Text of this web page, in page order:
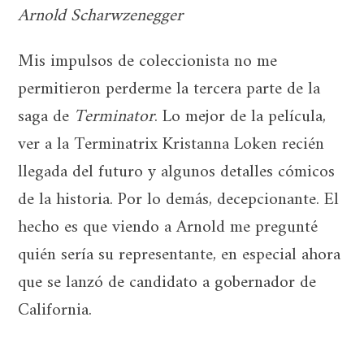
Arnold Scharwzenegger
Mis impulsos de coleccionista no me
permitieron perderme la tercera parte de la
saga de Terminator. Lo mejor de la película,
ver a la Terminatrix Kristanna Loken recién
llegada del futuro y algunos detalles cómicos
de la historia. Por lo demás, decepcionante. El
hecho es que viendo a Arnold me pregunté
quién sería su representante, en especial ahora
que se lanzó de candidato a gobernador de
California.